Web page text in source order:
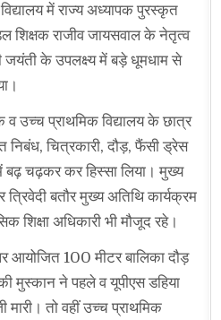
में राज्य अध्यापक पुरस्कृत
शिक्षक राजीव जायसवाल के नेतृत्व
जयंती के उपलक्ष्य में बड़े धूमधाम से
उच्च प्राथमिक विद्यालय के छात्र
निबंध, चित्रकारी, दौड़, फैंसी ड्रेस
बढ़ चढ़कर कर हिस्सा लिया। मुख्य
त्रिवेदी बतौर मुख्य अतिथि कार्यक्रम
शिक्षा अधिकारी भी मौजूद रहे।
आयोजित 100 मीटर बालिका दौड़
मुस्कान ने पहले व यूपीएस डहिया
मारी। तो वहीं उच्च प्राथमिक